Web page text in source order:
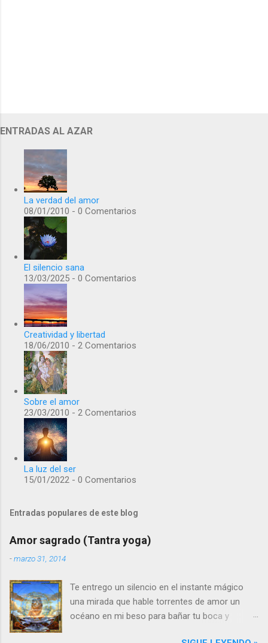
ENTRADAS AL AZAR
La verdad del amor
08/01/2010 - 0 Comentarios
El silencio sana
13/03/2025 - 0 Comentarios
Creatividad y libertad
18/06/2010 - 2 Comentarios
Sobre el amor
23/03/2010 - 2 Comentarios
La luz del ser
15/01/2022 - 0 Comentarios
Entradas populares de este blog
Amor sagrado (Tantra yoga)
-marzo 31, 2014
Te entrego un silencio en el instante mágico
una mirada que hable torrentes de amor un
océano en mi beso para bañar tu boca y